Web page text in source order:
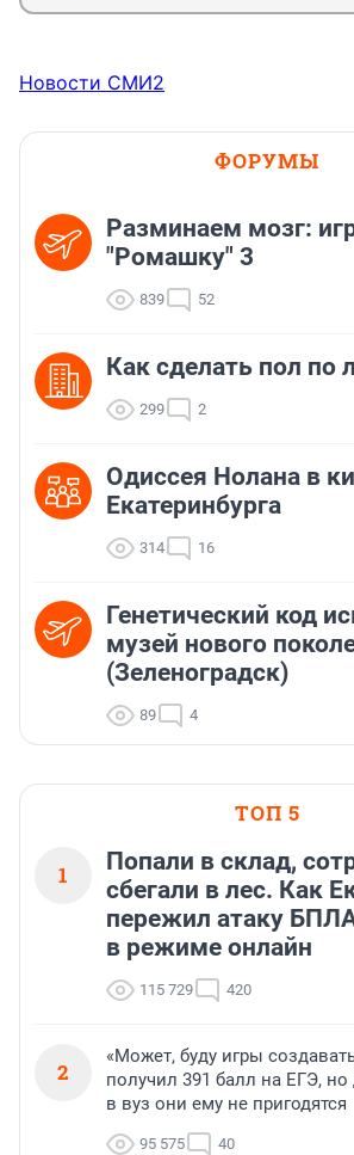
социальных объектах, в том числе в
проблемой столкнулись 6 тыс.
Новомосковске Тульской области.
перестало поступать в 372 дома.
Новости СМИ2
ФОРУМЫ
Разминаем мозг:
"Ромашку" 3
839 52
Как сделать пол по
299 2
Одиссея Нолана в
Екатеринбурга
314 16
Генетический код
музей нового
(Зеленоградск)
89 4
ТОП 5
1
Попали в склад,
сбегали в лес. Как
пережил атаку
в режиме онлайн
115 729 420
2
«Может, буду игры
получил 391 балл на ЕГЭ, но
в вуз они ему не пригодятся
95 575 40